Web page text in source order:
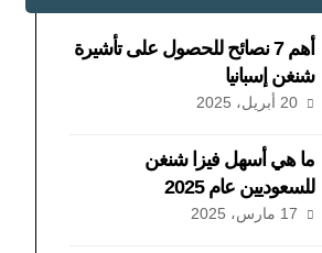
أهم 7 نصائح للحصول على تأشيرة
شنغن إسبانيا
20 أبريل، 2025
ما هي أسهل فيزا شنغن
للسعوديين عام 2025
17 مارس، 2025